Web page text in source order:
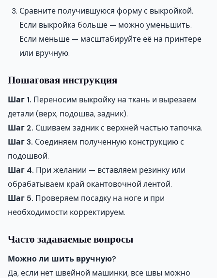
Сравните получившуюся форму с выкройкой.
Если выкройка больше — можно уменьшить.
Если меньше — масштабируйте её на принтере
или вручную.
Пошаговая инструкция
Шаг 1. Переносим выкройку на ткань и вырезаем
детали (верх, подошва, задник).
Шаг 2. Сшиваем задник с верхней частью тапочка.
Шаг 3. Соединяем полученную конструкцию с
подошвой.
Шаг 4. При желании — вставляем резинку или
обрабатываем край окантовочной лентой.
Шаг 5. Проверяем посадку на ноге и при
необходимости корректируем.
Часто задаваемые вопросы
Можно ли шить вручную?
Да, если нет швейной машинки, все швы можно